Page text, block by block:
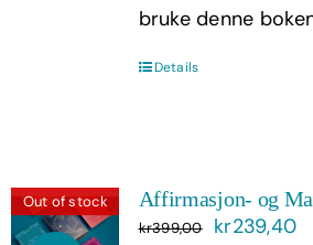
bruke denne
Details
Out of stock Affirmasjon- og
kr399,00
Opprinnelig
kr239,40